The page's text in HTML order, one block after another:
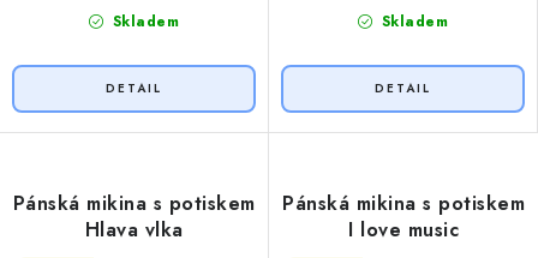
Skladem Skladem
Pánská mikina s potiskem
Hlava vlka
Pánská mikina s potiskem
I love music